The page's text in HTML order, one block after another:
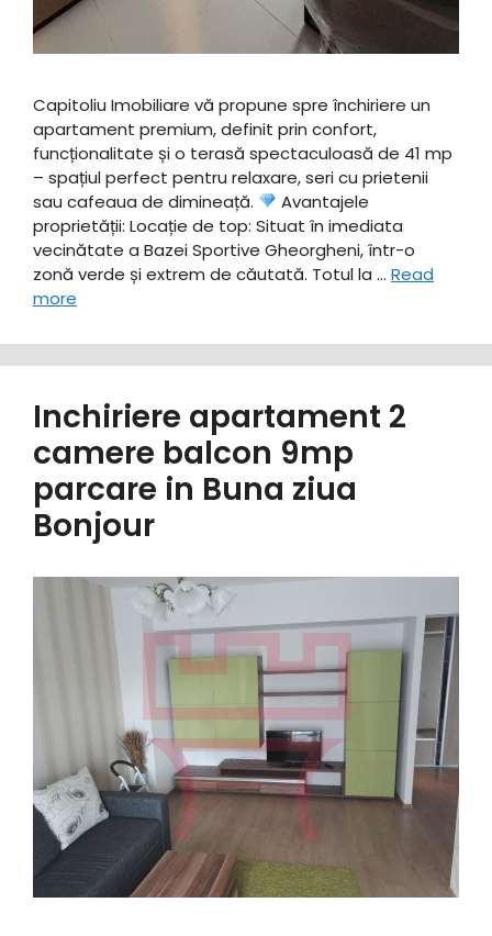
Capitoliu Imobiliare vă propune spre închiriere un
apartament premium, definit prin confort,
funcționalitate și o terasă spectaculoasă de 41 mp
– spațiul perfect pentru relaxare, seri cu prietenii
sau cafeaua de dimineață. ​
Avantajele
proprietății: ​Locație de top: Situat în imediata
vecinătate a Bazei Sportive Gheorgheni, într-o
zonă verde și extrem de căutată. ​Totul la … Read
more
Inchiriere apartament 2
camere balcon 9mp
parcare in Buna ziua
Bonjour